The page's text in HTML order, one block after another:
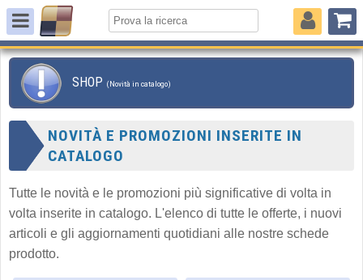
SHOP (Novità in catalogo)
NOVITÀ E PROMOZIONI INSERITE IN
CATALOGO
Tutte le novità e le promozioni più significative di volta in
volta inserite in catalogo. L'elenco di tutte le offerte, i nuovi
articoli e gli aggiornamenti quotidiani alle nostre schede
prodotto.